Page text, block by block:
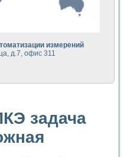
исследования функциональных
создания экономичного
движения макрочастиц в
свойств дисперсных продуктов
сверхпроводящим
NI в курсе экспериментальной
и выпадения осадка в
геометрического анализа в
стабилизации
с помощью программно -
измерений
д.7, офис 311
задача